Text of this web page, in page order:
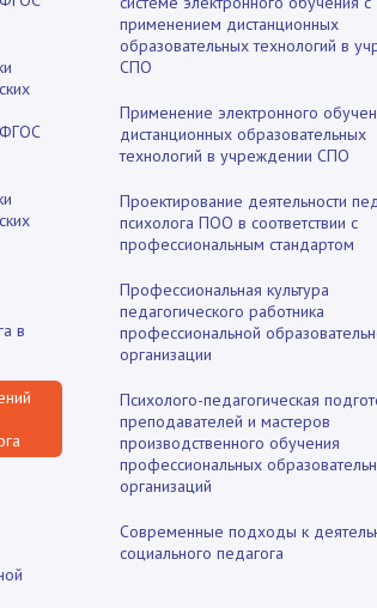
ФГОС
в
применением дистанционных
образовательных технологий в
СПО
Применение электронного
дистанционных образовательных
технологий в учреждении СПО
Проектирование деятельности
психолога ПОО в соответствии с
профессиональным стандартом
Профессиональная культура
педагогического работника
профессиональной
организации
Психолого-педагогическая
преподавателей и мастеров
производственного обучения
профессиональных
организаций
Современные подходы к
социального педагога